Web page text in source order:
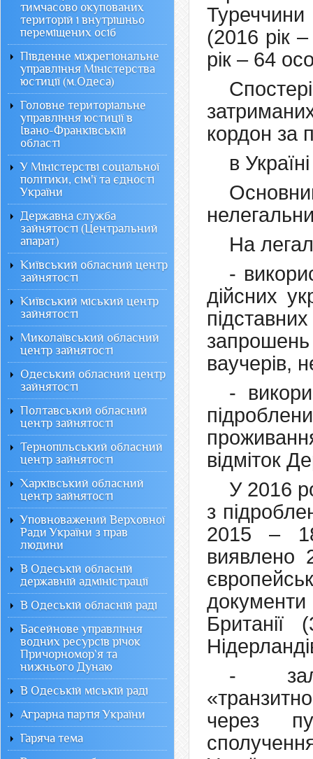
Туреччини
(2016 рік
рік – 64
кордон за
в
На
-
дійсних
ваучерів,
-
відміток
У 2016
з
2015 –
виявлено
Британії
-
через
тимчасово окупованих
територій і внутрішньо
переміщених осіб
Південне міжрегіональне
управління Міністерства
юстиції (м.Одеса)
Головне територіальне
управління юстиції в
Івано-Франківській
області
У Міністерстві соціальної
політики, сім'ї та єдності
України
Державна служба
зайнятості (Центральний
апарат)
Київський обласний центр
зайнятості
Київський міський центр
зайнятості
Миколаївський обласний
центр зайнятості
Одеський обласний центр
зайнятості
Полтавський обласний
центр зайнятості
Тернопільський обласний
центр зайнятості
Харківський обласний
центр зайнятості
Уповноважений Верховної
Ради України з прав
людини
В Одеській обласній
державній адміністрації
В Одеській обласній раді
Басейнове управління
водних ресурсів річок
Причорномор`я та
нижнього Дунаю
В Одеській міській раді
Аграрна партія України
Гаряча тема